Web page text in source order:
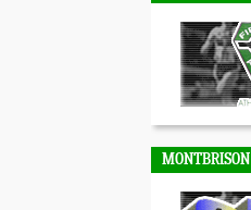
MONTBRISON